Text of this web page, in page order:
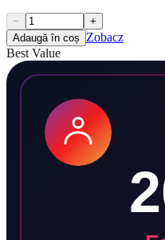
−
+
Adaugă în coș
Zobacz
Best Value